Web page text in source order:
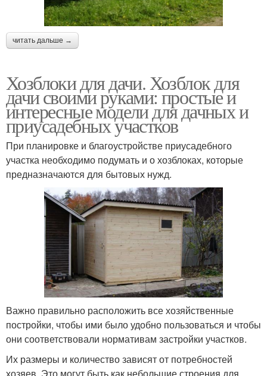
читать дальше →
Хозблоки для дачи. Хозблок для
дачи своими руками: простые и
интересные модели для дачных и
приусадебных участков
При планировке и благоустройстве приусадебного
участка необходимо подумать и о хозблоках, которые
предназначаются для бытовых нужд.
Важно правильно расположить все хозяйственные
постройки, чтобы ими было удобно пользоваться и чтобы
они соответствовали нормативам застройки участков.
Их размеры и количество зависят от потребностей
хозяев. Это могут быть как небольшие строения для